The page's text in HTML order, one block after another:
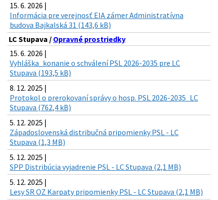
15. 6. 2026 |
Informácia pre verejnosť EIA zámer Administratívna
budova Bajkalská 31 (143,6 kB)
LC Stupava / Opravné prostriedky
15. 6. 2026 |
Vyhláška_konanie o schválení PSL 2026-2035 pre LC
Stupava (193,5 kB)
8. 12. 2025 |
Protokol o prerokovaní správy o hosp. PSL 2026-2035_LC
Stupava (762,4 kB)
5. 12. 2025 |
Západoslovenská distribučná pripomienky PSL - LC
Stupava (1,3 MB)
5. 12. 2025 |
SPP Distribúcia vyjadrenie PSL - LC Stupava (2,1 MB)
5. 12. 2025 |
Lesy SR OZ Karpaty pripomienky PSL - LC Stupava (2,1 MB)